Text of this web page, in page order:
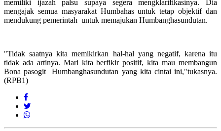
memiliki ijazah palsu supaya segera mengklarifikasinya. Dia
mengajak semua masyarakat Humbahas untuk tetap objektif dan
mendukung pemerintah untuk memajukan Humbanghasundutan.
"Tidak saatnya kita memikirkan hal-hal yang negatif, karena itu
tidak ada artinya. Mari kita berfikir positif, kita mau membangun
Bona pasogit Humbanghasundutan yang kita cintai ini,"tukasnya.
(RPB1)